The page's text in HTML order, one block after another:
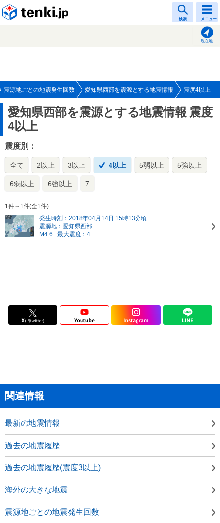
検索 メニュー
現在地
震源地ごとの地震発生回数 愛知県西部を震源とする地震情報 震度4以上
愛知県西部を震源とする地震情報 震度
4以上
震度別：
全て 2以上 3以上 4以上 5弱以上 5強以上
6弱以上 6強以上 7
1件～1件(全1件)
発生時刻：2018年04月14日 15時13分頃
震源地：愛知県西部
M4.6
最大震度：4
関連情報
最新の地震情報
過去の地震履歴
過去の地震履歴(震度3以上)
海外の大きな地震
震源地ごとの地震発生回数